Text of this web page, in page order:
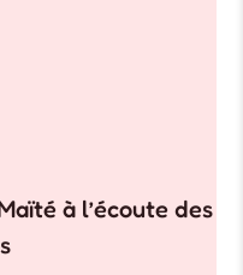
à l’écoute des